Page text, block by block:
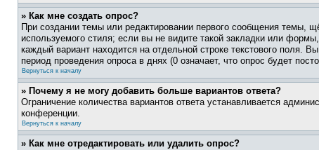
» Как мне создать опрос?
При создании темы или редактировании первого сообщения темы,
используемого стиля; если вы не видите такой закладки или
каждый вариант находится на отдельной строке текстового поля.
период проведения опроса в днях (0 означает, что опрос будет
Вернуться к началу
» Почему я не могу добавить больше вариантов ответа?
Ограничение количества вариантов ответа устанавливается
конференции.
Вернуться к началу
» Как мне отредактировать или удалить опрос?